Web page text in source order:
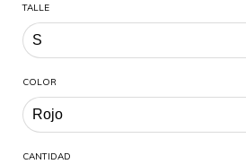
TALLE
COLOR
CANTIDAD